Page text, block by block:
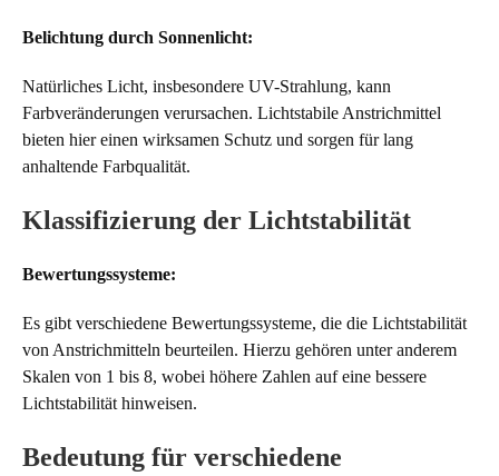
Belichtung durch Sonnenlicht:
Natürliches Licht, insbesondere UV-Strahlung, kann
Farbveränderungen verursachen. Lichtstabile Anstrichmittel
bieten hier einen wirksamen Schutz und sorgen für lang
anhaltende Farbqualität.
Klassifizierung der Lichtstabilität
Bewertungssysteme:
Es gibt verschiedene Bewertungssysteme, die die Lichtstabilität
von Anstrichmitteln beurteilen. Hierzu gehören unter anderem
Skalen von 1 bis 8, wobei höhere Zahlen auf eine bessere
Lichtstabilität hinweisen.
Bedeutung für verschiedene